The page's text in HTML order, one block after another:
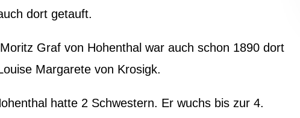
dort getauft.
Graf von Hohenthal war auch schon 1890 dort
Margarete von Krosigk.
hatte 2 Schwestern. Er wuchs bis zur 4.